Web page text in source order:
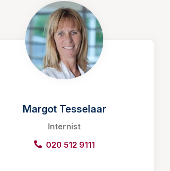
Margot Tesselaar
Internist
020 512 9111